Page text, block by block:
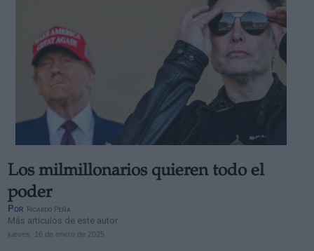
Los milmillonarios quieren todo el
poder
Por Ricardo Peña
Más artículos de este autor
jueves, 16 de enero de 2025